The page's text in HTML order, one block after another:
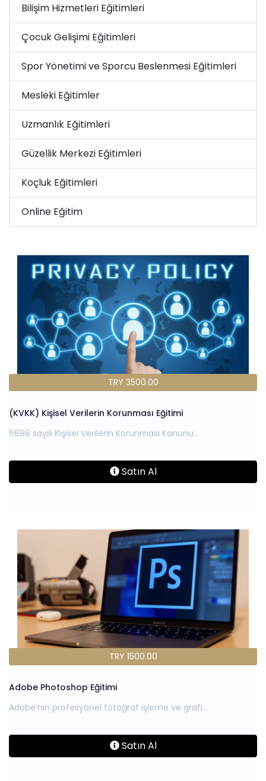
Bilişim Hizmetleri Eğitimleri
Çocuk Gelişimi Eğitimleri
Spor Yönetimi ve Sporcu Beslenmesi Eğitimleri
Mesleki Eğitimler
Uzmanlık Eğitimleri
Güzellik Merkezi Eğitimleri
Koçluk Eğitimleri
Online Eğitim
TRY 3500.00
(KVKK) Kişisel Verilerin Korunması Eğitimi
Satın Al
TRY 1500.00
Adobe Photoshop Eğitimi
Satın Al